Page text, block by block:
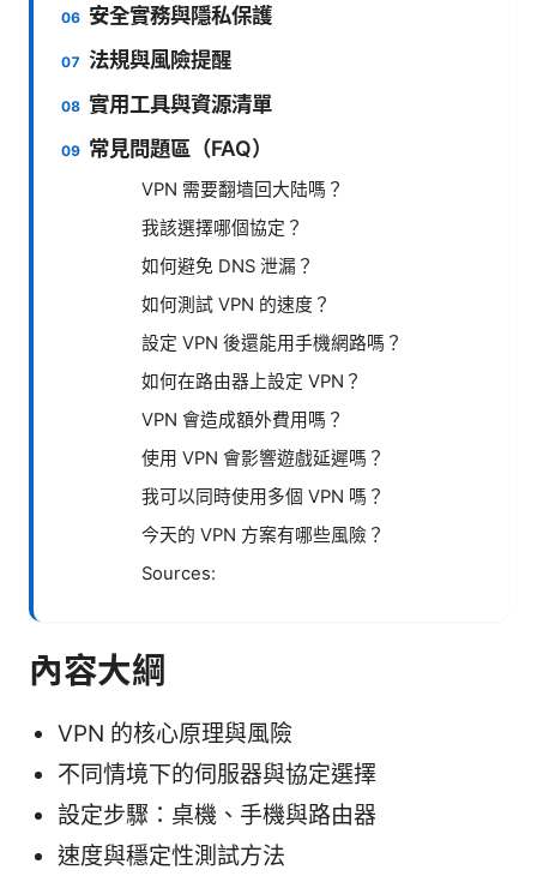
安全實務與隱私保護
法規與風險提醒
實用工具與資源清單
常見問題區（FAQ）
VPN 需要翻墙回大陆嗎？
我該選擇哪個協定？
如何避免 DNS 泄漏？
如何測試 VPN 的速度？
設定 VPN 後還能用手機網路嗎？
如何在路由器上設定 VPN？
VPN 會造成額外費用嗎？
使用 VPN 會影響遊戲延遲嗎？
我可以同時使用多個 VPN 嗎？
今天的 VPN 方案有哪些風險？
Sources:
內容大綱
VPN 的核心原理與風險
不同情境下的伺服器與協定選擇
設定步驟：桌機、手機與路由器
速度與穩定性測試方法